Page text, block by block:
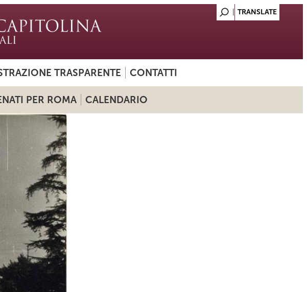
TRASPARENTE CONTATTI
PER ROMA CALENDARIO